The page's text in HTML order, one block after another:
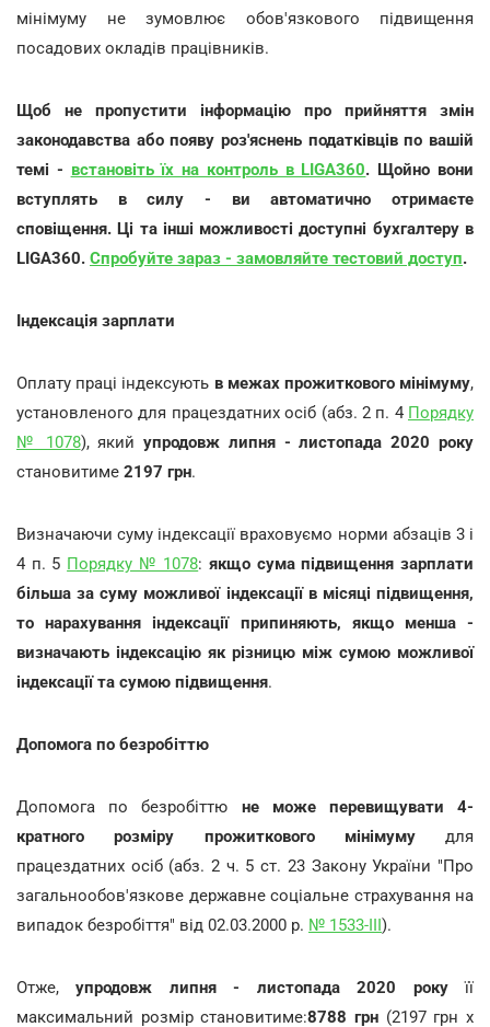
мінімуму не зумовлює обов'язкового підвищення
посадових окладів працівників.
Щоб не пропустити інформацію про прийняття змін
законодавства або появу роз'яснень податківців по вашій
темі - встановіть їх на контроль в LIGA360. Щойно вони
вступлять в силу - ви автоматично отримаєте
сповіщення. Ці та інші можливості доступні бухгалтеру в
LIGA360. Спробуйте зараз - замовляйте тестовий доступ.
Індексація зарплати
Оплату праці індексують в межах прожиткового мінімуму,
установленого для працездатних осіб (абз. 2 п. 4 Порядку
№ 1078), якийупродовж липня - листопада 2020 року
становитиме 2197 грн.
Визначаючи суму індексації враховуємо норми абзаців 3 і
4 п. 5 Порядку № 1078: якщо сума підвищення зарплати
більша за суму можливої індексації в місяці підвищення,
то нарахування індексації припиняють, якщо менша -
визначають індексацію як різницю між сумою можливої
індексації та сумою підвищення.
Допомога по безробіттю
Допомога по безробіттю не може перевищувати 4-
кратного розміру прожиткового мінімумудля
працездатних осіб (абз. 2 ч. 5 ст. 23 Закону України "Про
загальнообов'язкове державне соціальне страхування на
випадок безробіття" від 02.03.2000 р. № 1533-ІІІ).
Отже,упродовж липня - листопада 2020 рокуїї
максимальний розмір становитиме:8788 грн (2197 грн х